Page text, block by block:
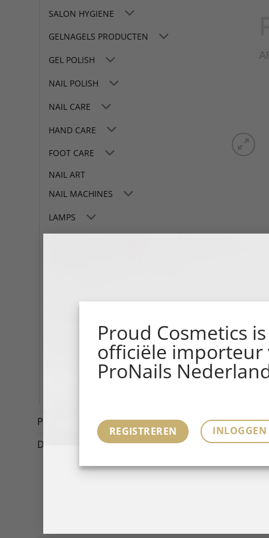
Proud Cosmetics
officiële importeur
ProNails
REGISTREREN INLOGGEN
SALON HYGIENE
GELNAGELS PRODUCTEN
GEL POLISH
NAIL POLISH
NAIL CARE
HAND CARE
FOOT CARE
NAIL ART
NAIL MACHINES
LAMPS
Salon Marketing Tools
Booklets, Leaflets & Magazines
Promotions (4)
Diversen (1)